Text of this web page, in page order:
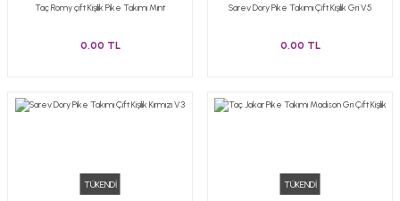
Taç Romy çift Kişilik Pike Takımı Mint
0,00 TL
Sarev Dory Pike Takımı Çift Kişilik Gri V5
0,00 TL
TÜKENDİ TÜKENDİ